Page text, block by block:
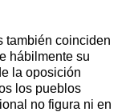
también coinciden
hábilmente su
la oposición
los pueblos
no figura ni en